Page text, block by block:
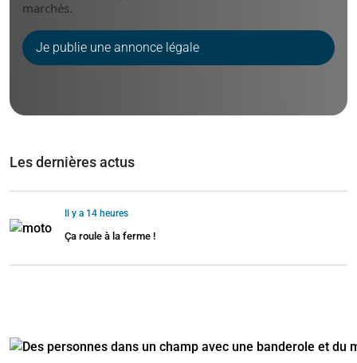
marchés.
Je publie une annonce légale
Les dernières actus
Il y a 14 heures
Ça roule à la ferme !